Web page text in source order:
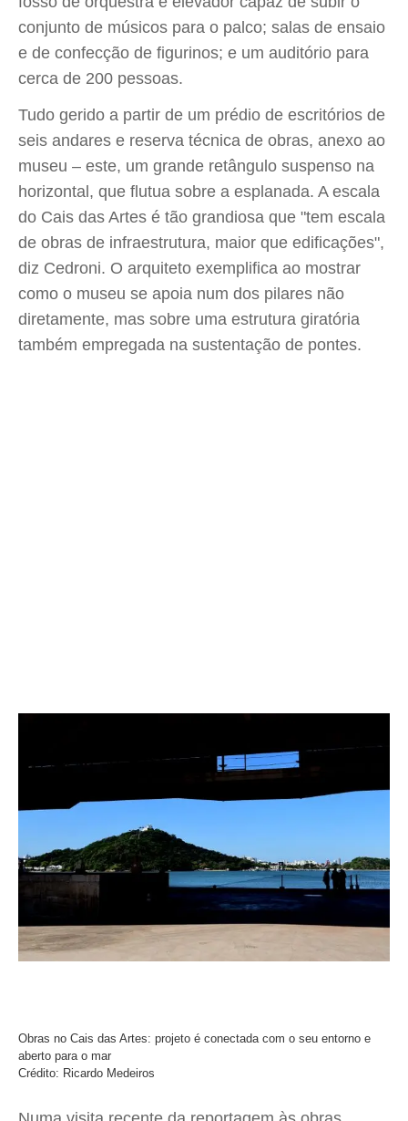
conjunto de músicos para o palco; salas de ensaio
e de confecção de figurinos; e um auditório para
cerca de 200 pessoas.
Tudo gerido a partir de um prédio de escritórios de
seis andares e reserva técnica de obras, anexo ao
museu – este, um grande retângulo suspenso na
horizontal, que flutua sobre a esplanada. A escala
do Cais das Artes é tão grandiosa que "tem escala
de obras de infraestrutura, maior que edificações",
diz Cedroni. O arquiteto exemplifica ao mostrar
como o museu se apoia num dos pilares não
diretamente, mas sobre uma estrutura giratória
também empregada na sustentação de pontes.
Obras no Cais das Artes: projeto é conectada com o seu entorno e
aberto para o mar
Crédito: Ricardo Medeiros